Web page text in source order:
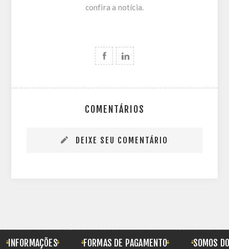
confira a notícia.
COMENTÁRIOS
DEIXE SEU COMENTÁRIO
INFORMAÇÕES FORMAS DE PAGAMENTO SOMOS